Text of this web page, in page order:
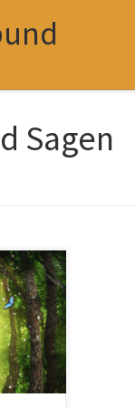
Sagen
und
im